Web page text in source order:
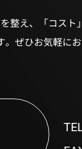
を整え、「コスト
ぜひお気軽に